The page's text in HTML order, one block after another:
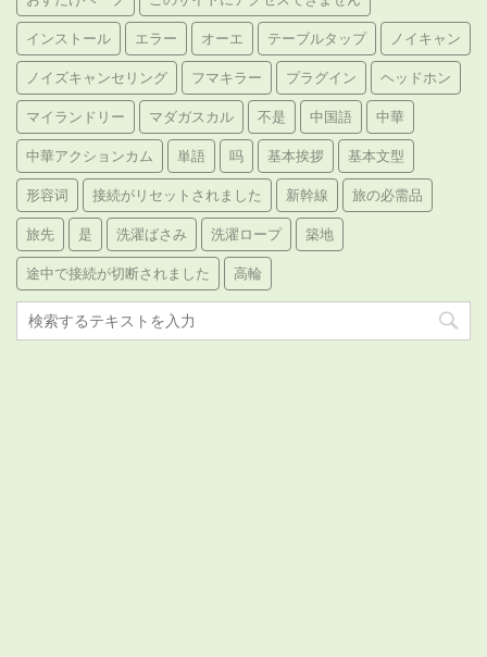
インストール エラー オーエ テーブルタップ ノイキャン
ノイズキャンセリング フマキラー プラグイン ヘッドホン
マイランドリー マダガスカル 不是 中国語 中華
中華アクションカム 単語 吗 基本挨拶 基本文型
形容词 接続がリセットされました 新幹線 旅の必需品
旅先 是 洗濯ばさみ 洗濯ロープ 築地
途中で接続が切断されました 高輪